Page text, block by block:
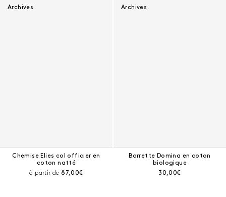
Archives
Chemise Elies col officier en
coton natté
à partir de Prix courant :
87,00€
Archives
Barrette Domina en coton
biologique
Prix courant :
30,00€